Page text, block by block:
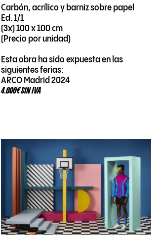
Carbón, acrílico y barniz sobre papel
Ed. 1/1
(3x) 100 x 100 cm
(Precio por unidad)
Esta obra ha sido expuesta en las
siguientes ferias:
ARCO Madrid 2024
4.000€ SIN IVA